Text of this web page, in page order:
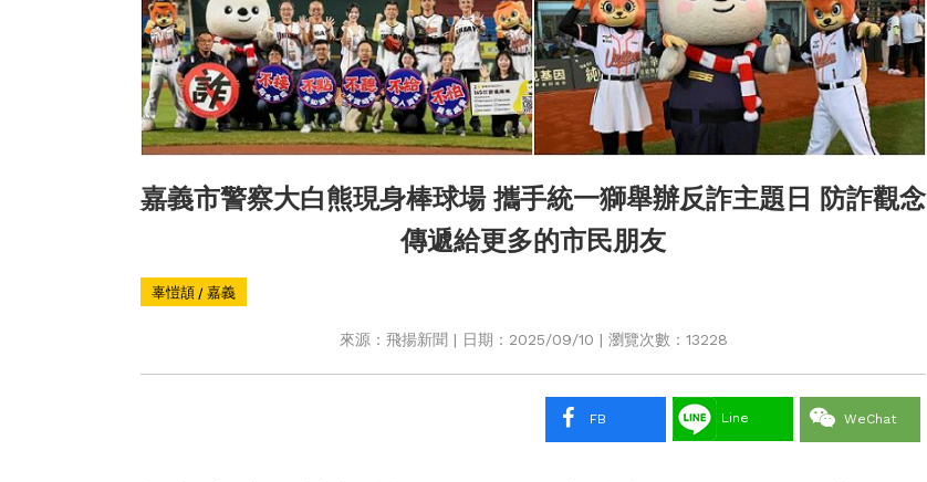
嘉義市警察大白熊現身棒球場 攜手統一獅舉辦反詐主題日 防詐觀念
傳遞給更多的市民朋友
辜愷頡 / 嘉義
來源：飛揚新聞 | 日期：2025/09/10 | 瀏覽次數：13228
FB Line WeChat